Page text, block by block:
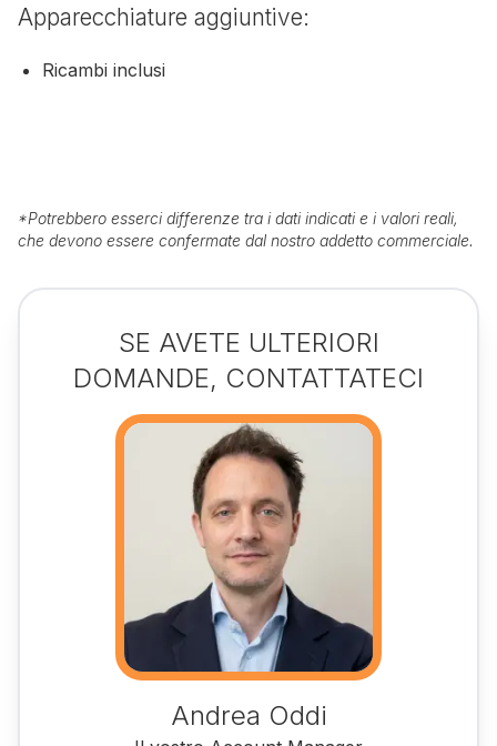
Apparecchiature aggiuntive:
Ricambi inclusi
*Potrebbero esserci differenze tra i dati indicati e i valori reali,
che devono essere confermate dal nostro addetto commerciale.
SE AVETE ULTERIORI
DOMANDE, CONTATTATECI
Andrea Oddi